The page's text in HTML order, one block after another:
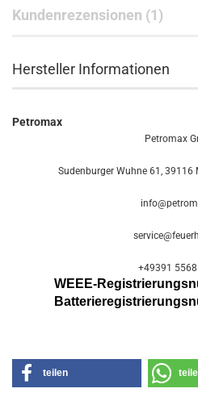
Kundenrezensionen (1)
Hersteller Informationen
Petromax
Petromax
Sudenburger Wuhne 61, 39116
+49391
WEEE-
Batterier
teilen